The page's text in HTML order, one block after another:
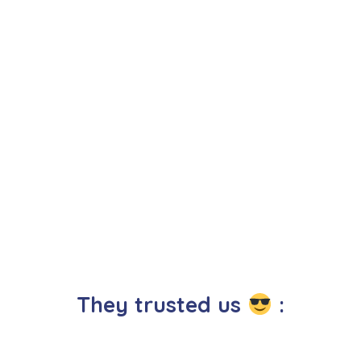
They trusted us :